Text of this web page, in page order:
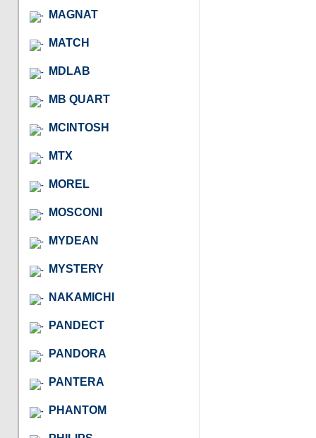
MAGNAT
MATCH
MDLAB
MB QUART
MCINTOSH
MTX
MOREL
MOSCONI
MYDEAN
MYSTERY
NAKAMICHI
PANDECT
PANDORA
PANTERA
PHANTOM